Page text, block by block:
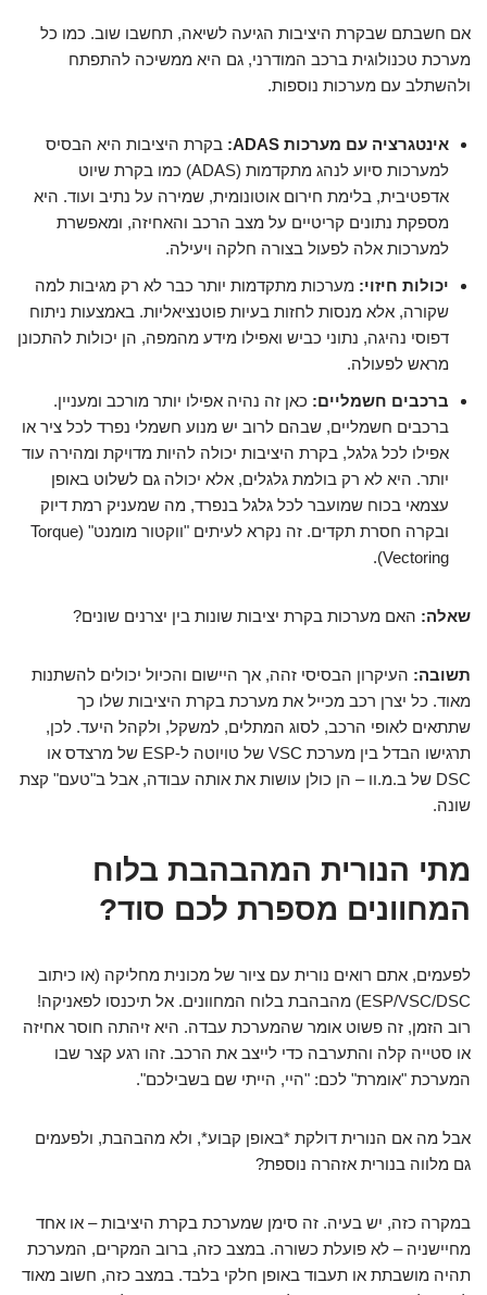
אם חשבתם שבקרת היציבות הגיעה לשיאה, תחשבו שוב. כמו כל
מערכת טכנולוגית ברכב המודרני, גם היא ממשיכה להתפתח
ולהשתלב עם מערכות נוספות.
אינטגרציה עם מערכות ADAS:
בקרת היציבות היא הבסיס
למערכות סיוע לנהג מתקדמות (ADAS) כמו בקרת שיוט
אדפטיבית, בלימת חירום אוטונומית, שמירה על נתיב ועוד. היא
מספקת נתונים קריטיים על מצב הרכב והאחיזה, ומאפשרת
למערכות אלה לפעול בצורה חלקה ויעילה.
יכולות חיזוי: מערכות מתקדמות יותר כבר לא רק מגיבות למה
שקורה, אלא מנסות לחזות בעיות פוטנציאליות. באמצעות ניתוח
דפוסי נהיגה, נתוני כביש ואפילו מידע מהמפה, הן יכולות להתכונן
מראש לפעולה.
ברכבים חשמליים: כאן זה נהיה אפילו יותר מורכב ומעניין.
ברכבים חשמליים, שבהם לרוב יש מנוע חשמלי נפרד לכל ציר או
אפילו לכל גלגל, בקרת היציבות יכולה להיות מדויקת ומהירה עוד
יותר. היא לא רק בולמת גלגלים, אלא יכולה גם לשלוט באופן
עצמאי בכוח שמועבר לכל גלגל בנפרד, מה שמעניק רמת דיוק
ובקרה חסרת תקדים. זה נקרא לעיתים "ווקטור מומנט" (Torque
Vectoring).
שאלה: האם מערכות בקרת יציבות שונות בין יצרנים שונים?
תשובה: העיקרון הבסיסי זהה, אך היישום והכיול יכולים להשתנות
מאוד. כל יצרן רכב מכייל את מערכת בקרת היציבות שלו כך
שתתאים לאופי הרכב, לסוג המתלים, למשקל, ולקהל היעד. לכן,
תרגישו הבדל בין מערכת VSC של טויוטה ל-ESP של מרצדס או
DSC של ב.מ.וו – הן כולן עושות את אותה עבודה, אבל ב"טעם" קצת
שונה.
מתי הנורית המהבהבת בלוח
המחוונים מספרת לכם סוד?
לפעמים, אתם רואים נורית עם ציור של מכונית מחליקה (או כיתוב
ESP/VSC/DSC) מהבהבת בלוח המחוונים. אל תיכנסו לפאניקה!
רוב הזמן, זה פשוט אומר שהמערכת עבדה. היא זיהתה חוסר אחיזה
או סטייה קלה והתערבה כדי לייצב את הרכב. זהו רגע קצר שבו
המערכת "אומרת" לכם: "היי, הייתי שם בשבילכם".
אבל מה אם הנורית דולקת *באופן קבוע*, ולא מהבהבת, ולפעמים
גם מלווה בנורית אזהרה נוספת?
במקרה כזה, יש בעיה. זה סימן שמערכת בקרת היציבות – או אחד
מחיישניה – לא פועלת כשורה. במצב כזה, ברוב המקרים, המערכת
תהיה מושבתת או תעבוד באופן חלקי בלבד. במצב כזה, חשוב מאוד